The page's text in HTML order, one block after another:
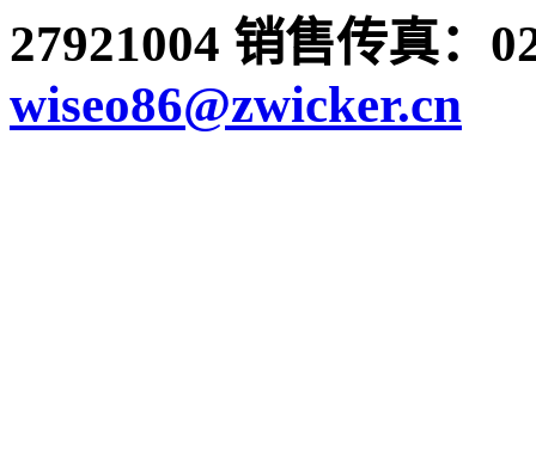
27921004 销售传真：
wiseo86@zwicker.cn